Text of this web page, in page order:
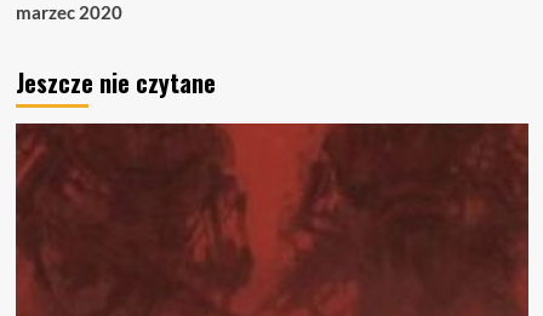
marzec 2020
Jeszcze nie czytane